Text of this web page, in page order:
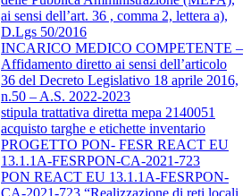
ai sensi dell’art. 36 , comma 2, lettera a),
D.Lgs 50/2016
INCARICO MEDICO COMPETENTE –
Affidamento diretto ai sensi dell’articolo
36 del Decreto Legislativo 18 aprile 2016,
n.50 – A.S. 2022-2023
stipula trattativa diretta mepa 2140051
acquisto targhe e etichette inventario
PROGETTO PON- FESR REACT EU
13.1.1A-FESRPON-CA-2021-723
PON REACT EU 13.1.1A-FESRPON-